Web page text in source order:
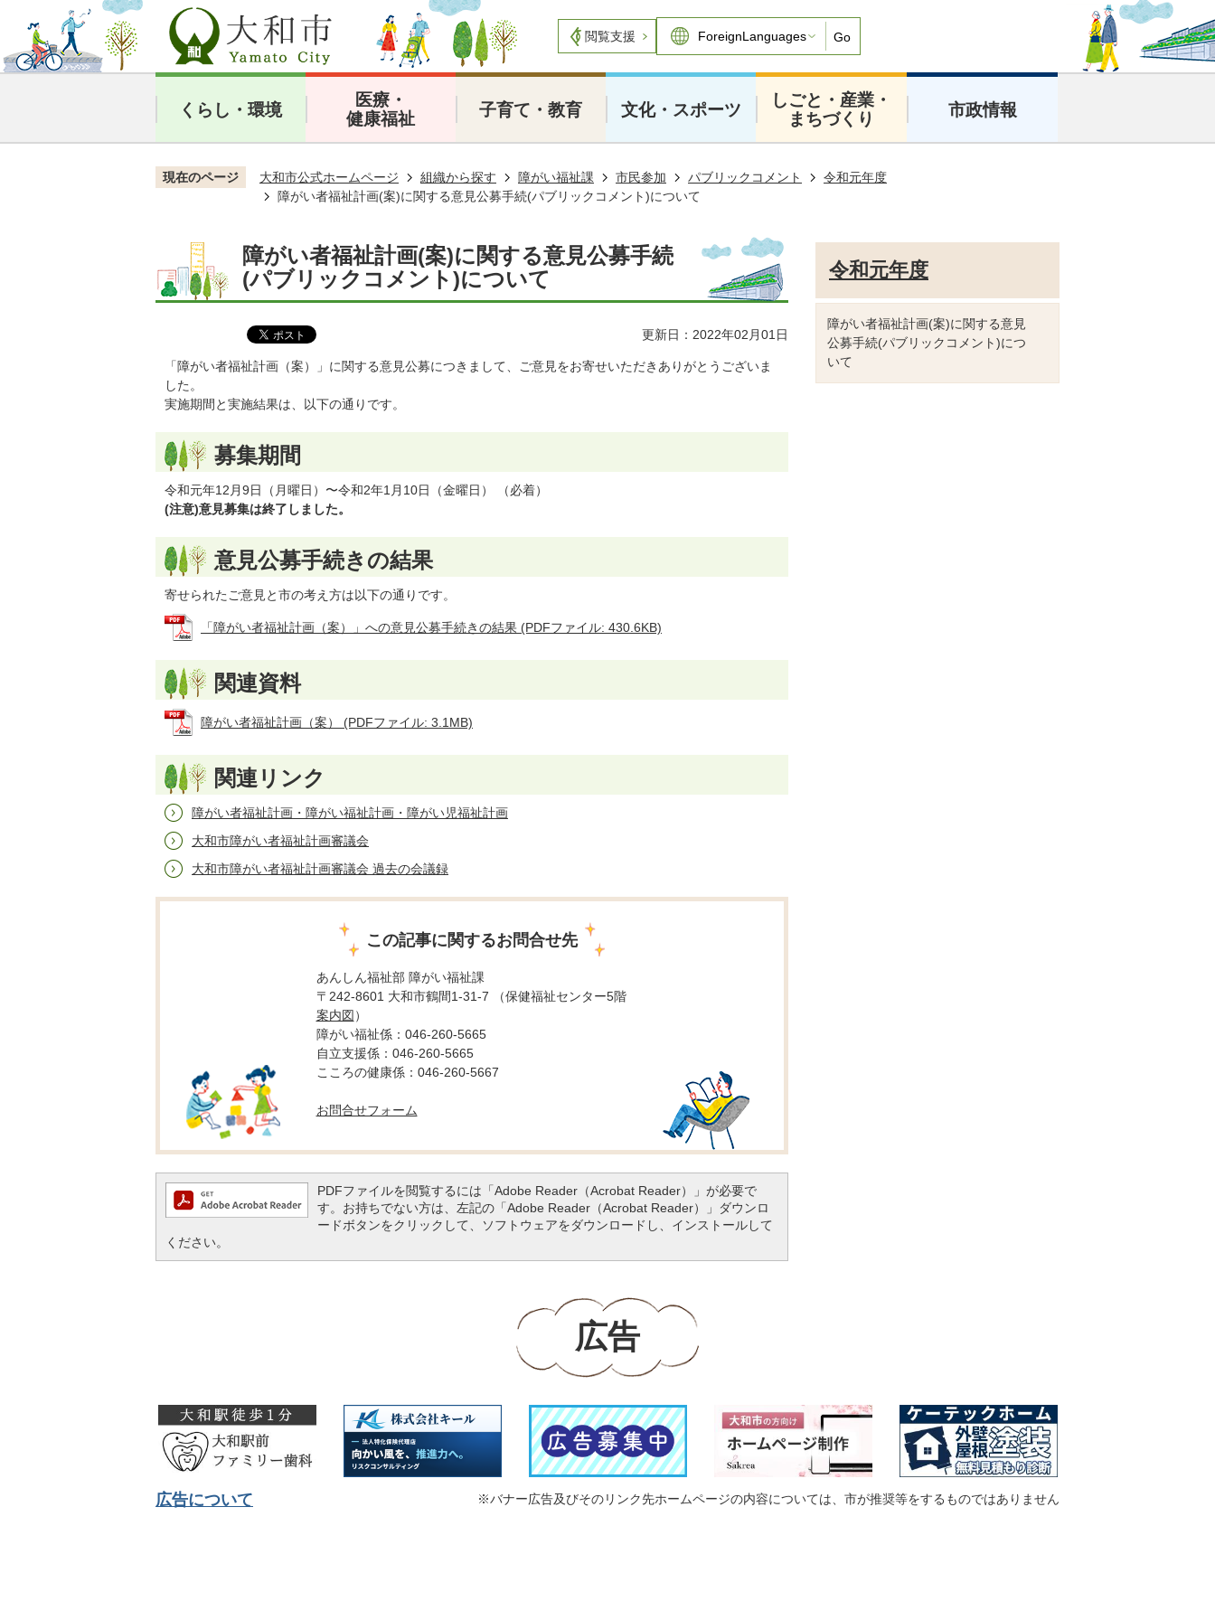
閲覧支援 Go
くらし・環境
医療・
健康福祉
子育て・教育 文化・スポーツ
しごと・産業・
まちづくり
市政情報
現在のページ 大和市公式ホームページ 組織から探す 障がい福祉課 市民参加 パブリックコメント
令和元年度
障がい者福祉計画(案)に関する意見公募手続(パブリックコメント)について
障がい者福祉計画(案)に関する意見公募手続
(パブリックコメント)について
更新日：2022年02月01日
「障がい者福祉計画（案）」に関する意見公募につきまして、ご意見をお寄せいただきありがとうございま
した。
実施期間と実施結果は、以下の通りです。
募集期間
令和元年12月9日（月曜日）〜令和2年1月10日（金曜日） （必着）
(注意)意見募集は終了しました。
意見公募手続きの結果
寄せられたご意見と市の考え方は以下の通りです。
「障がい者福祉計画（案）」への意見公募手続きの結果 (PDFファイル: 430.6KB)
関連資料
障がい者福祉計画（案） (PDFファイル: 3.1MB)
関連リンク
障がい者福祉計画・障がい福祉計画・障がい児福祉計画
大和市障がい者福祉計画審議会
大和市障がい者福祉計画審議会 過去の会議録
この記事に関するお問合せ先
あんしん福祉部 障がい福祉課
〒242-8601 大和市鶴間1-31-7 （保健福祉センター5階
案内図 ）
障がい福祉係：046-260-5665
自立支援係：046-260-5665
こころの健康係：046-260-5667
お問合せフォーム
PDFファイルを閲覧するには「Adobe Reader（Acrobat Reader）」が必要で
す。お持ちでない方は、左記の「Adobe Reader（Acrobat Reader）」ダウンロ
ードボタンをクリックして、ソフトウェアをダウンロードし、インストールして
ください。
令和元年度
障がい者福祉計画(案)に関する意見
公募手続(パブリックコメント)につ
いて
広告
広告について ※バナー広告及びそのリンク先ホームページの内容については、市が推奨等をするものではありません